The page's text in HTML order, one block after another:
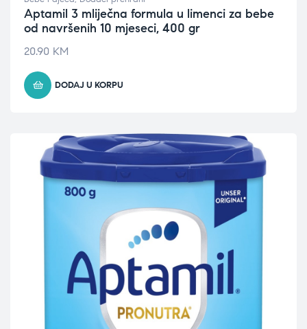
Aptamil 3 mliječna formula u limenci za bebe
od navršenih 10 mjeseci, 400 gr
20.90 KM
DODAJ U KORPU